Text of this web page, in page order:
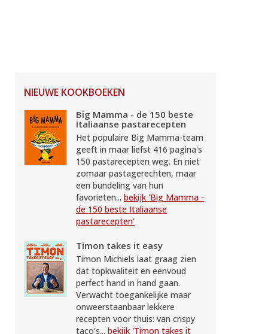
NIEUWE KOOKBOEKEN
Big Mamma - de 150 beste
Italiaanse pastarecepten
Het populaire Big Mamma-team
geeft in maar liefst 416 pagina's
150 pastarecepten weg. En niet
zomaar pastagerechten, maar
een bundeling van hun
favorieten... bekijk 'Big Mamma -
de 150 beste Italiaanse
pastarecepten'
Timon takes it easy
Timon Michiels laat graag zien
dat topkwaliteit en eenvoud
perfect hand in hand gaan.
Verwacht toegankelijke maar
onweerstaanbaar lekkere
recepten voor thuis: van crispy
taco's... bekijk 'Timon takes it